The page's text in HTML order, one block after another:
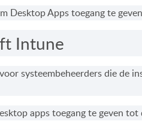
Desktop Apps toegang te
Intune
systeembeheerders die de
apps toegang te geven